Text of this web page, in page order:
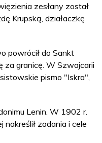
zesłany został
Krupską, działaczkę
powrócił do Sankt
za granicę. W Szwajcarii
pismo "Iskra",
Lenin. W 1902 r.
nakreślił zadania i cele